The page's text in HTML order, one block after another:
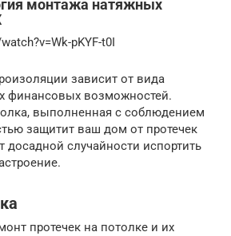
монтажа натяжных
pKYF-t0I
зависит от вида
финансовых возможностей.
выполненная с соблюдением
защитит ваш дом от протечек
случайности испортить
протечек на потолке и их